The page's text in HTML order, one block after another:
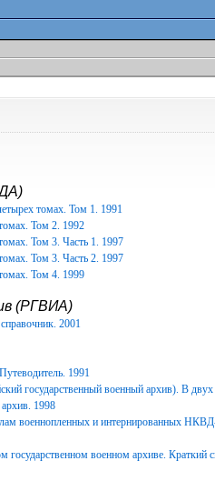
томах. Том 1. 1991
Том 2. 1992
Том 3. Часть 1. 1997
Том 3. Часть 2. 1997
Том 4. 1999
(РГВИА)
2001
1991
государственный военный архив). В
1998
военнопленных и интернированных
военном архиве. Краткий